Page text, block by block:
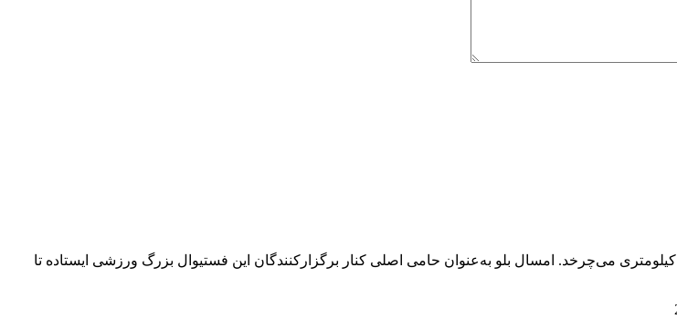
پنجمین ماراتن کیش ۱۴ آذر برگزار می‌شود، تنها ماراتنی که مسیرش دور یک جزیره ۴۲ کیلومتری می‌چرخد. امسال بلو به‌عنوان حامی اصلی کنار برگزارکنندگان این فستیوال بزرگ ورزشی ایستاده تا